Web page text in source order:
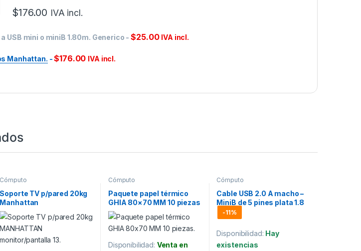
$176.00 IVA incl.
a USB mini o miniB 1.80m. Generico -$25.00 IVA incl.
Manhattan. -$176.00 IVA incl.
Cómputo
Soporte TV p/pared 20kg
Manhattan
monitor/pantalla 13″ a
42″.
Cómputo
Paquete papel térmico
GHIA 80×70 MM 10 piezas
Disponibilidad: Venta en
Cómputo
Cable USB 2.0 A macho –
MiniB de 5 pines plata 1.8
m Manhattan
-11%
Disponibilidad: Hay
existencias